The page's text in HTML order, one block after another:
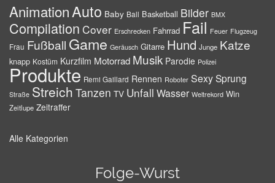
AnimationAuto Baby Ball Basketball Bilder BMX
Compilation Cover Erschrecken Fahrrad Fail Feuer Flugzeug
Frau Fußball Game Geräusch Gitarre Hund Junge Katze
knapp Kostüm Kurzfilm Motorrad Musik Parodie Polizei
Produkte Remi Gaillard Rennen Roboter SexySprung
Straße Streich Tanzen TV Unfall Wasser Weltrekord Win
Zeitlupe Zeitraffer
Alle Kategorien
Folge-Wurst